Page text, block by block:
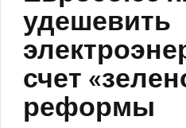
удешевить
счет
реформы